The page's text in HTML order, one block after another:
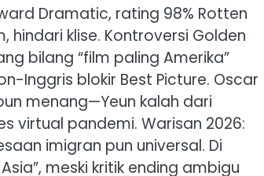
Dramatic, rating 98% Rotten
klise. Kontroversi Golden
bilang “film paling Amerika”
Inggris blokir Best Picture. Oscar
menang—Yeun kalah dari
virtual pandemi. Warisan 2026:
imigran pun universal. Di
meski kritik ending ambigu